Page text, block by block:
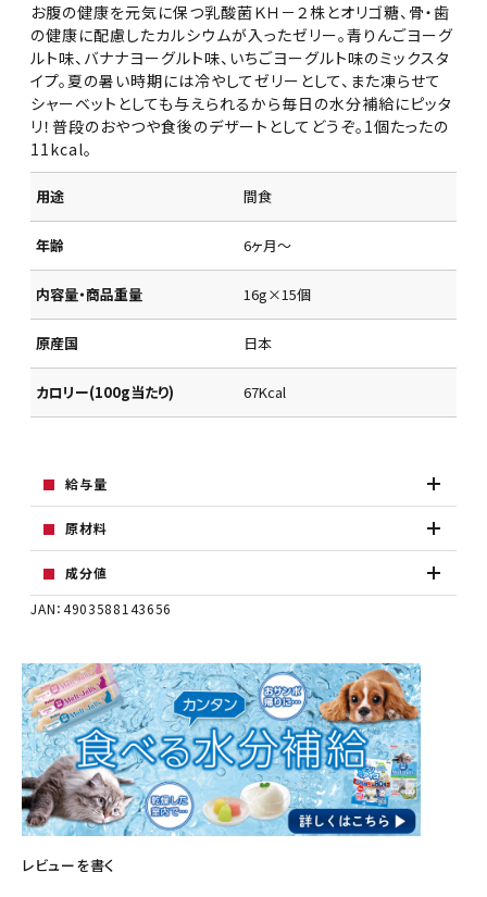
お腹の健康を元気に保つ乳酸菌ＫＨ－２株とオリゴ糖、骨・歯
の健康に配慮したカルシウムが入ったゼリー。青りんごヨーグ
ルト味、バナナヨーグルト味、いちごヨーグルト味のミックスタ
イプ。夏の暑い時期には冷やしてゼリーとして、また凍らせて
シャーベットとしても与えられるから毎日の水分補給にピッタ
リ！普段のおやつや食後のデザートとしてどうぞ。1個たったの
11kcal。
用途 間食
年齢 6ヶ月～
内容量・商品重量 16g×15個
原産国 日本
カロリー(100g当たり) 67Kcal
給与量
原材料
成分値
JAN：4903588143656
レビューを書く